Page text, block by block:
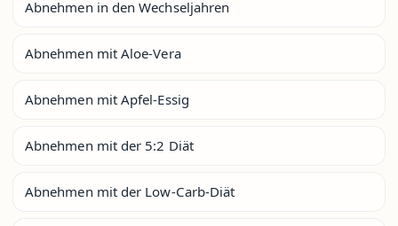
Abnehmen in den Wechseljahren
Abnehmen mit Aloe-Vera
Abnehmen mit Apfel-Essig
Abnehmen mit der 5:2 Diät
Abnehmen mit der Low-Carb-Diät